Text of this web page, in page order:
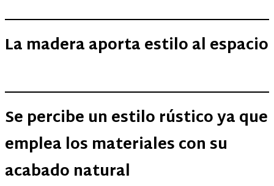
La madera aporta estilo al espacio
Se percibe un estilo rústico ya que
emplea los materiales con su
acabado natural